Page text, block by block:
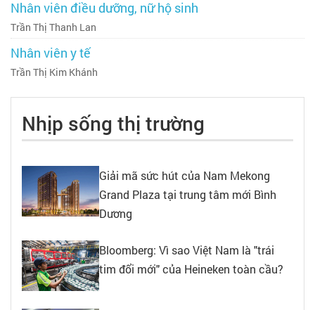
Nhân viên điều dưỡng, nữ hộ sinh
Trần Thị Thanh Lan
Nhân viên y tế
Trần Thị Kim Khánh
Nhịp sống thị trường
Giải mã sức hút của Nam Mekong
Grand Plaza tại trung tâm mới Bình
Dương
Bloomberg: Vì sao Việt Nam là "trái
tim đổi mới" của Heineken toàn cầu?